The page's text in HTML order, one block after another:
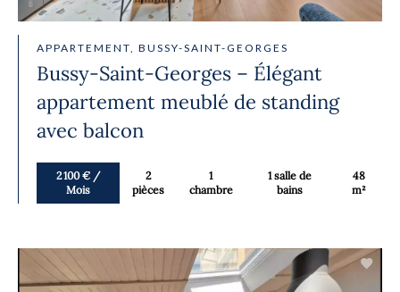
APPARTEMENT, BUSSY-SAINT-GEORGES
Bussy-Saint-Georges – Élégant
appartement meublé de standing
avec balcon
2 100 € /
Mois
2
pièces
1
chambre
1 salle de
bains
48
m²